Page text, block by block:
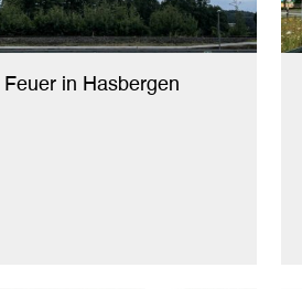
Feuer in Hasbergen